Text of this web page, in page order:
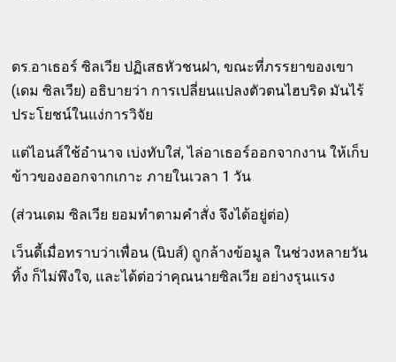
ดร.อาเธอร์ ซิลเวีย ปฏิเสธหัวชนฝา, ขณะที่ภรรยาของเขา
(เดม ซิลเวีย) อธิบายว่า การเปลี่ยนแปลงตัวตนไฮบริด มันไร้
ประโยชน์ในแง่การวิจัย
แต่ไอนส์ใช้อำนาจ เบ่งทับใส่, ไล่อาเธอร์ออกจากงาน ให้เก็บ
ข้าวของออกจากเกาะ ภายในเวลา 1 วัน
(ส่วนเดม ซิลเวีย ยอมทำตามคำสั่ง จึงได้อยู่ต่อ)
เว็นดี้เมื่อทราบว่าเพื่อน (นิบส์) ถูกล้างข้อมูล ในช่วงหลายวัน
ทิ้ง ก็ไม่พึงใจ, และได้ต่อว่าคุณนายซิลเวีย อย่างรุนแรง